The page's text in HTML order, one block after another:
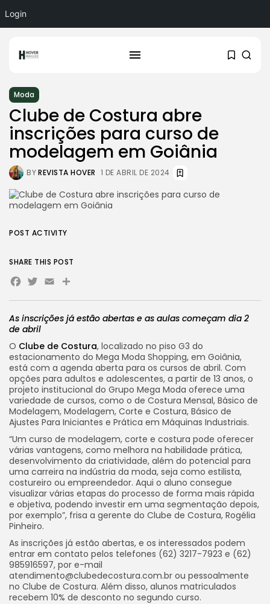
Login
Moda
Clube de Costura abre
inscrições para curso de
modelagem em Goiânia
BYREVISTA HOVER 1 DE ABRIL DE 2024
As inscrições já estão abertas e as aulas começam dia 2
de abril
O Clube de Costura, localizado no piso G3 do
estacionamento do Mega Moda Shopping, em Goiânia,
está com a agenda aberta para os cursos de abril. Com
opções para adultos e adolescentes, a partir de 13 anos, o
projeto institucional do Grupo Mega Moda oferece uma
variedade de cursos, como o de Costura Mensal, Básico de
Modelagem, Modelagem, Corte e Costura, Básico de
Ajustes Para Iniciantes e Prática em Máquinas Industriais.
“Um curso de modelagem, corte e costura pode oferecer
várias vantagens, como melhora na habilidade prática,
desenvolvimento da criatividade, além do potencial para
uma carreira na indústria da moda, seja como estilista,
costureiro ou empreendedor. Aqui o aluno consegue
visualizar várias etapas do processo de forma mais rápida
e objetiva, podendo investir em uma segmentação depois,
por exemplo”, frisa a gerente do Clube de Costura, Rogélia
Pinheiro.
As inscrições já estão abertas, e os interessados podem
entrar em contato pelos telefones (62) 3217-7923 e (62)
985916597, por e-mail
atendimento@clubedecostura.com.br ou pessoalmente
no Clube de Costura. Além disso, alunos matriculados
recebem 10% de desconto no segundo curso.
POST ACTIVITY
SHARE THIS POST
Facebook
Twitter
EmailShare